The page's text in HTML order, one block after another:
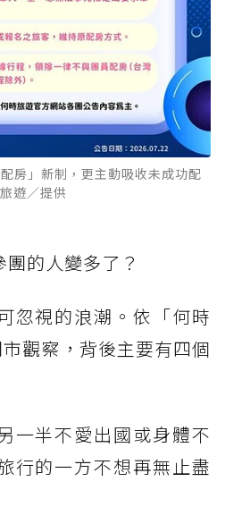
房」新制，更主動吸收未成功配
遊／提供
的人變多了？
忽視的浪潮。依「何時
觀察，背後主要有四個
一半不愛出國或身體不
行的一方不想再無止盡